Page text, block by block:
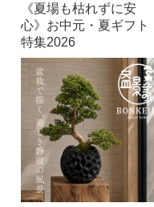
《夏場も枯れずに安
心》お中元・夏ギフト
特集2026